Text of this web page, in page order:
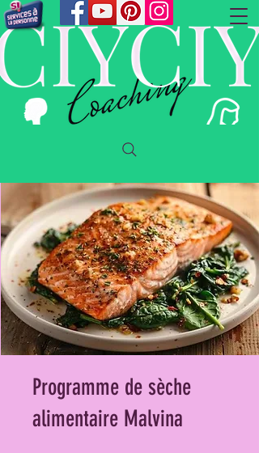
Programme de sèche
alimentaire Malvina